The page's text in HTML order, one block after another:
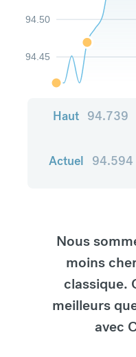
94.45
94.50
Haut 94.739
Actuel 94.594
Nous
moins
classique.
meilleurs
avec